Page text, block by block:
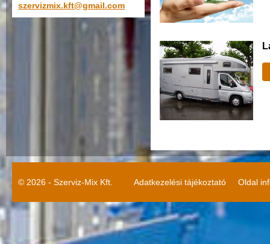
szervizmix.kft@gmail.com
© 2026 - Szerviz-Mix Kft. Adatkezelési tájékoztató Oldal